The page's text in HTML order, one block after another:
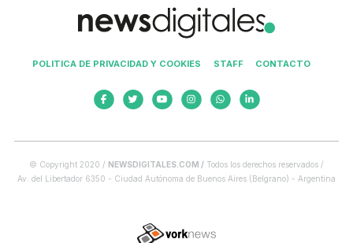
POLITICA DE PRIVACIDAD Y COOKIES STAFF CONTACTO
© Copyright 2020 / NEWSDIGITALES.COM / Todos los derechos reservados /
Av. del Libertador 6350 - Ciudad Autónoma de Buenos Aires (Belgrano) - Argentina